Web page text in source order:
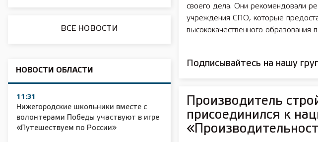
ВСЕ НОВОСТИ
НОВОСТИ ОБЛАСТИ
11:31
Нижегородские школьники вместе с
волонтерами Победы участвуют в игре
«Путешествуем по России»
своего дела. Они рекомендовали
учреждения СПО, которые
высококачественного образования
Подписывайтесь на нашу
Производитель
присоединился к